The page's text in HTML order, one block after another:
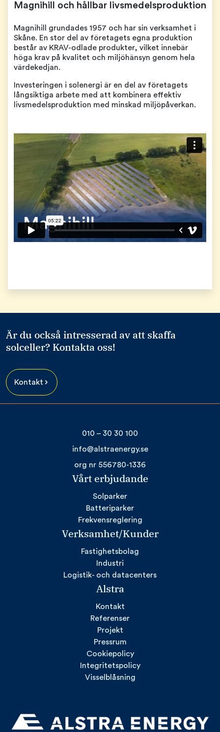
Magnihill och hållbar livsmedelsproduktion
Magnihill grundades 1957 och har sin verksamhet i
Skåne. En stor del av företagets egna produktion
består av KRAV-odlade produkter, vilket innebär
höga krav på kvalitet och miljöhänsyn genom hela
värdekedjan.
Investeringen i solenergi är en del av företagets
långsiktiga arbete med att kombinera effektiv
livsmedelsproduktion med minskad miljöpåverkan.
Är du också intresserad av att skaffa
solceller? Kontakta oss!
Kontakt
010 – 30 30 100
info@alstraenergy.se
org nr 556780-1336
Vårt erbjudande
Solparker
Batteriparker
Frekvensreglering
Verksamhet/Kunder
Fastighetsbolag
Industri
Logistik- och datacenters
Alstra
Kontakt
Referenser
Projekt
Pressrum
Cookiepolicy
Integritetspolicy
Visselblåsning